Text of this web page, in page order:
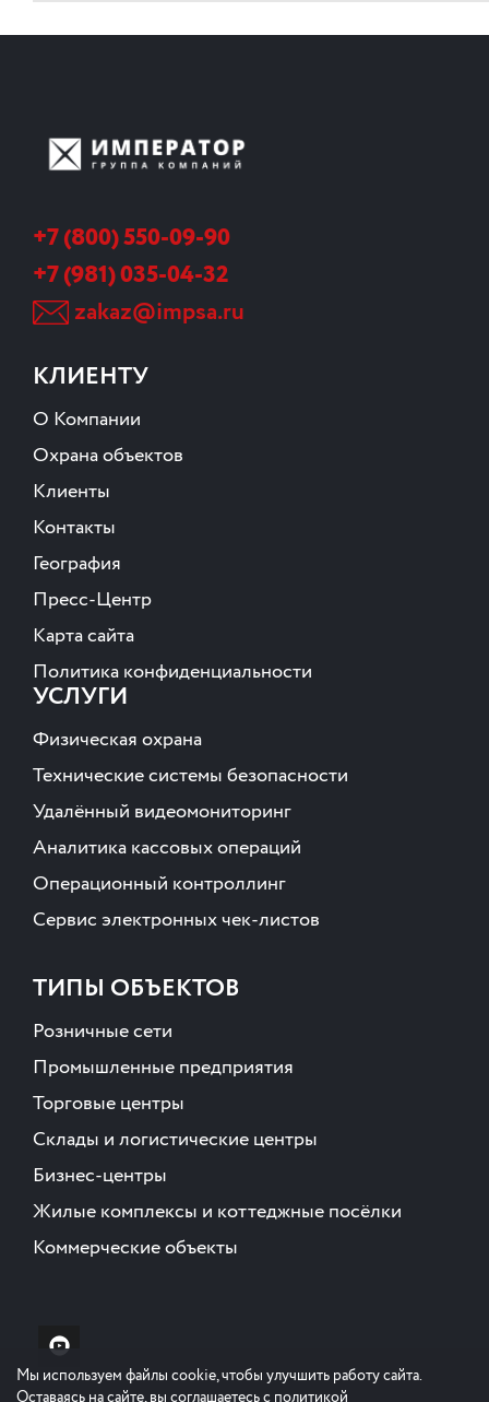
+7 (800) 550-09-90
+7 (981) 035-04-32
zakaz@impsa.ru
КЛИЕНТУ
О Компании
Охрана объектов
Клиенты
Контакты
География
Пресс-Центр
Карта сайта
Политика конфиденциальности
УСЛУГИ
Физическая охрана
Технические системы безопасности
Удалённый видеомониторинг
Аналитика кассовых операций
Операционный контроллинг
Сервис электронных чек-листов
ТИПЫ ОБЪЕКТОВ
Розничные сети
Промышленные предприятия
Торговые центры
Склады и логистические центры
Бизнес-центры
Жилые комплексы и коттеджные посёлки
Коммерческие объекты
Мы используем файлы cookie, чтобы улучшить работу сайта.
Оставаясь на сайте, вы соглашаетесь с политикой